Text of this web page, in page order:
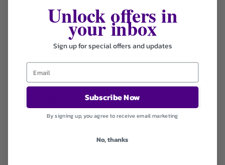
Marks & Spencer
OneTravel
FAVOURITE STORES
Dell Refurbished Computers
Unlock offers in
your inbox
Sign up for special offers and updates
Subscribe Now
By signing up, you agree to receive email marketing
No, thanks